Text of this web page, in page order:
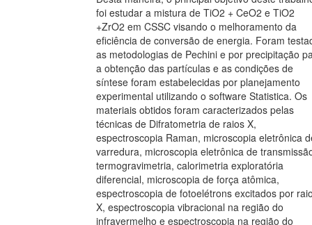
foi estudar a mistura de TiO2 + CeO2 e TiO2
+ZrO2 em CSSC visando o melhoramento da
eficiência de conversão de energia. Foram
as metodologias de Pechini e por precipitação
a obtenção das partículas e as condições de
síntese foram estabelecidas por planejamento
experimental utilizando o software Statistica. Os
materiais obtidos foram caracterizados pelas
técnicas de Difratometria de raios X,
espectroscopia Raman, microscopia eletrônica
varredura, microscopia eletrônica de
termogravimetria, calorimetria exploratória
diferencial, microscopia de força atômica,
espectroscopia de fotoelétrons excitados por
X, espectroscopia vibracional na região do
infravermelho e espectroscopia na região do